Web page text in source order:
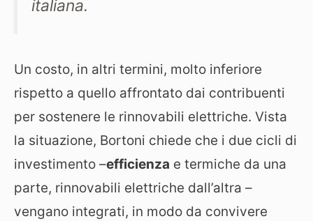
italiana.
Un costo, in altri termini, molto inferiore
rispetto a quello affrontato dai contribuenti
per sostenere le rinnovabili elettriche. Vista
la situazione, Bortoni chiede che i due cicli di
investimento –efficienza e termiche da una
parte, rinnovabili elettriche dall’altra –
vengano integrati, in modo da convivere